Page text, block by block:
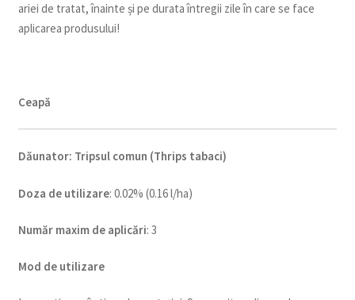
ariei de tratat, înainte și pe durata întregii zile în care se face
aplicarea produsului!
Ceapă
Dăunator: Tripsul comun (Thrips tabaci)
Doza de utilizare: 0.02% (0.16 l/ha)
Număr maxim de aplicări: 3
Mod de utilizare